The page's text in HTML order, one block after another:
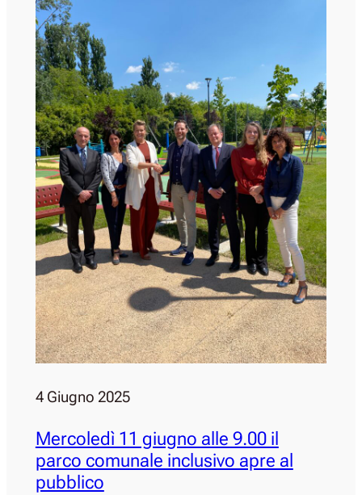
4 Giugno 2025
Mercoledì 11 giugno alle 9.00 il
parco comunale inclusivo apre al
pubblico